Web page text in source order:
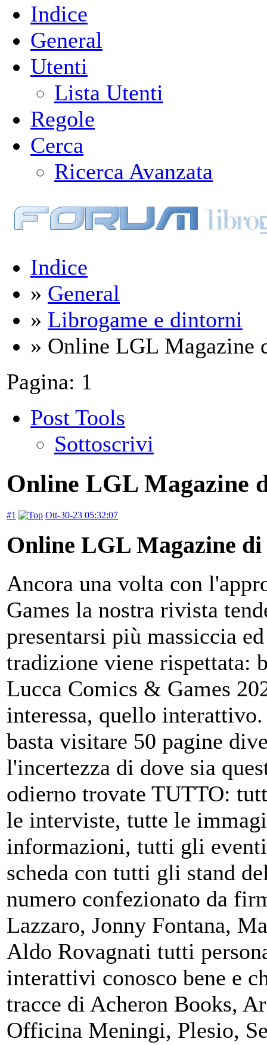
Indice
General
Utenti
Lista Utenti
Regole
Cerca
Ricerca Avanzata
Indice
» General
» Librogame e dintorni
» Online LGL Magazine
Pagina: 1
Post Tools
Sottoscrivi
Online LGL Magazine
#1 Ott-30-23 05:32:07
Online LGL Magazine
Ancora una volta con
Games la nostra rivista
presentarsi più massiccia
tradizione viene rispettata:
Lucca Comics & Games
interessa, quello
basta visitare 50 pagine
l'incertezza di dove sia
odierno trovate TUTTO:
le interviste, tutte le
informazioni, tutti gli
scheda con tutti gli stand
numero confezionato da
Lazzaro, Jonny Fontana,
Aldo Rovagnati tutti
interattivi conosco bene e
tracce di Acheron Books,
Officina Meningi, Plesio,